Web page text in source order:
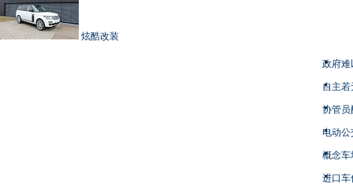
炫酷改装
政府难
自主
协管员
电动
概念车
进口车